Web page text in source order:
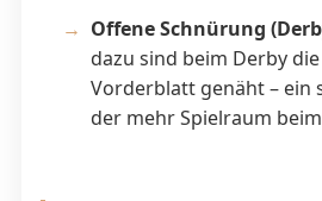
Offene Schnürung
dazu sind beim Derby
Vorderblatt genäht – ein
der mehr Spielraum